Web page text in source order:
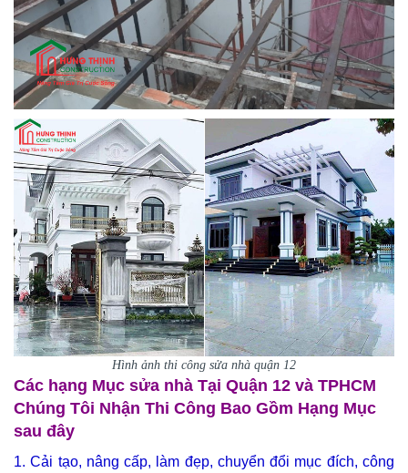
Hình ảnh thi công sửa nhà quận 12
Các hạng Mục sửa nhà Tại Quận 12 và TPHCM
Chúng Tôi Nhận Thi Công Bao Gồm Hạng Mục
sau đây
1. Cải tạo, nâng cấp, làm đẹp, chuyển đổi mục đích, công